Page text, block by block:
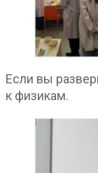
Если вы
к физикам.